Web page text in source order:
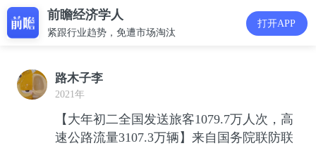
前瞻经济学人
紧跟行业趋势，免遭市场淘汰
打开APP
路木子李
2021年
【大年初二全国发送旅客1079.7万人次，高
速公路流量3107.3万辆】来自国务院联防联